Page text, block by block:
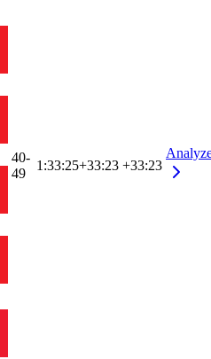
40-
49
1:33:25+33:23 +33:23